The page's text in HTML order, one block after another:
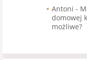
Antoni -
domowej
możliwe?